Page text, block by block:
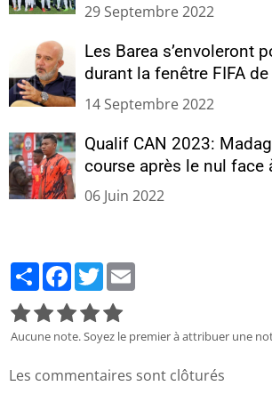
29 Septembre 2022
Les Barea s’envoleront
durant la fenêtre FIFA
14 Septembre 2022
Qualif CAN 2023:
course après le nul face
06 Juin 2022
PartagerFacebook
Twitter
Aucune note. Soyez le premier à attribuer une
Les commentaires sont clôturés